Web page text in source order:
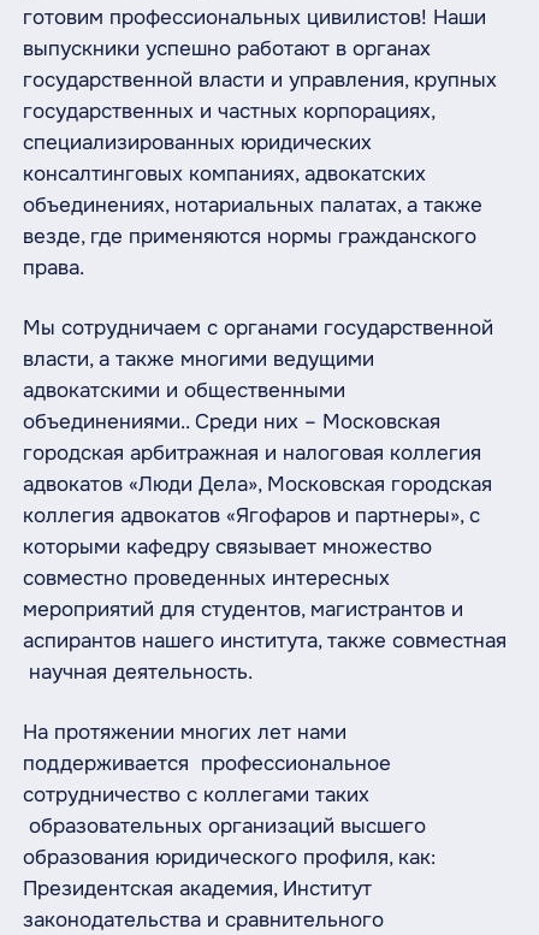
готовим профессиональных цивилистов! Наши
выпускники успешно работают в органах
государственной власти и управления, крупных
государственных и частных корпорациях,
специализированных юридических
консалтинговых компаниях, адвокатских
объединениях, нотариальных палатах, а также
везде, где применяются нормы гражданского
права.
Мы сотрудничаем с органами государственной
власти, а также многими ведущими
адвокатскими и общественными
объединениями.. Среди них – Московская
городская арбитражная и налоговая коллегия
адвокатов «Люди Дела», Московская городская
коллегия адвокатов «Ягофаров и партнеры», с
которыми кафедру связывает множество
совместно проведенных интересных
мероприятий для студентов, магистрантов и
аспирантов нашего института, также совместная
научная деятельность.
На протяжении многих лет нами
поддерживается профессиональное
сотрудничество с коллегами таких
образовательных организаций высшего
образования юридического профиля, как:
Президентская академия, Институт
законодательства и сравнительного